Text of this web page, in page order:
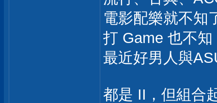
電影配樂就不知
打 Game 也不
最近好男人與
都是 II，但組合